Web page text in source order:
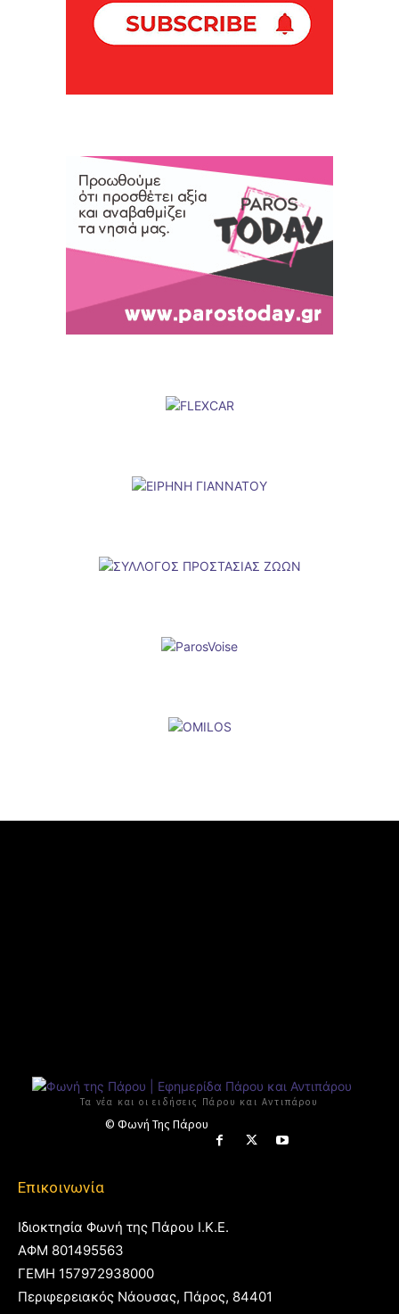
Τα νέα και οι ειδήσεις Πάρου και Αντιπάρου
© Φωνή Της Πάρου
Επικοινωνία
Ιδιοκτησία Φωνή της Πάρου Ι.Κ.Ε.
ΑΦΜ 801495563
ΓΕΜΗ 157972938000
Περιφερειακός Νάουσας, Πάρος, 84401